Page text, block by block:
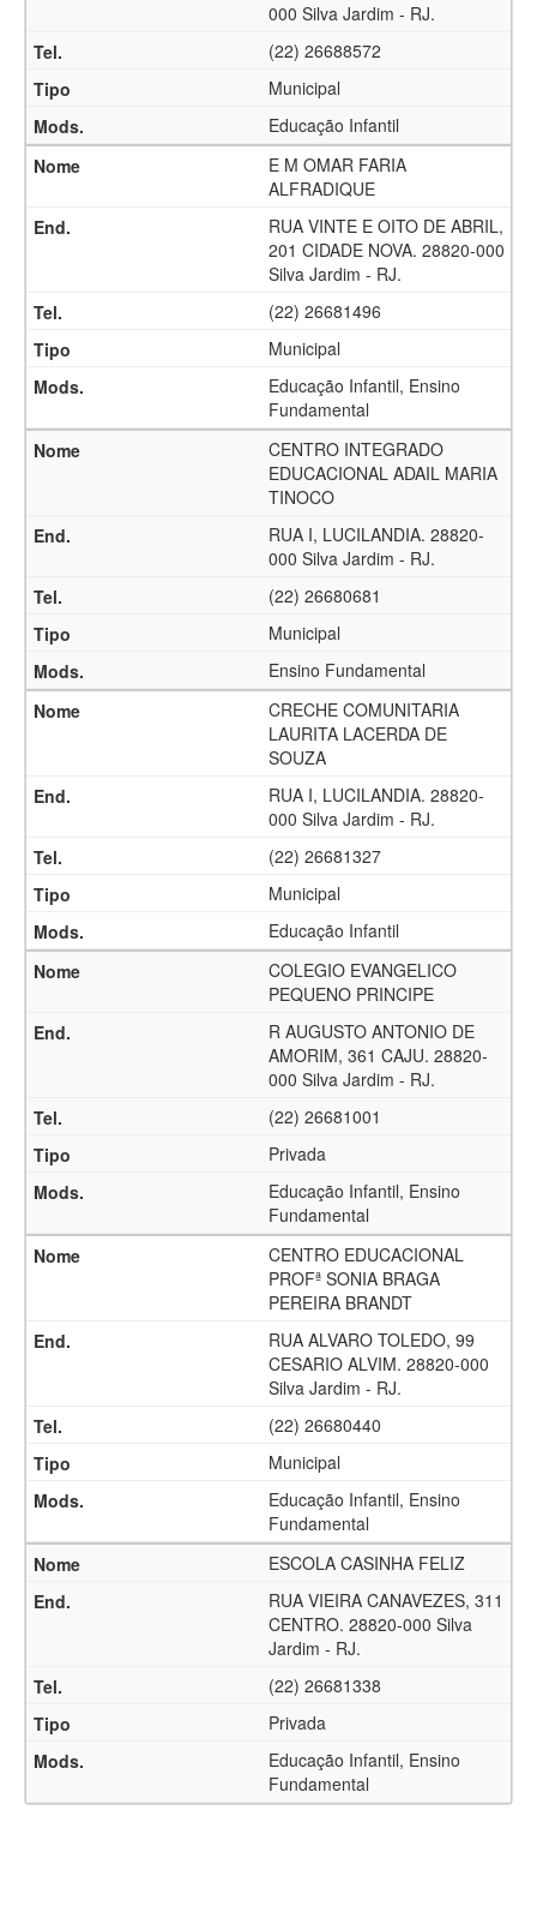
000 Silva Jardim - RJ.
(22) 26688572
Municipal
Educação Infantil
E M OMAR FARIA
ALFRADIQUE
RUA VINTE E OITO DE ABRIL,
201 CIDADE NOVA. 28820-000
Silva Jardim - RJ.
(22) 26681496
Municipal
Educação Infantil, Ensino
Fundamental
CENTRO INTEGRADO
EDUCACIONAL ADAIL MARIA
TINOCO
RUA I, LUCILANDIA. 28820-
000 Silva Jardim - RJ.
(22) 26680681
Municipal
Ensino Fundamental
CRECHE COMUNITARIA
LAURITA LACERDA DE
SOUZA
RUA I, LUCILANDIA. 28820-
000 Silva Jardim - RJ.
(22) 26681327
Municipal
Educação Infantil
COLEGIO EVANGELICO
PEQUENO PRINCIPE
R AUGUSTO ANTONIO DE
AMORIM, 361 CAJU. 28820-
000 Silva Jardim - RJ.
(22) 26681001
Privada
Educação Infantil, Ensino
Fundamental
CENTRO EDUCACIONAL
PROFª SONIA BRAGA
PEREIRA BRANDT
RUA ALVARO TOLEDO, 99
CESARIO ALVIM. 28820-000
Silva Jardim - RJ.
(22) 26680440
Municipal
Educação Infantil, Ensino
Fundamental
ESCOLA CASINHA FELIZ
RUA VIEIRA CANAVEZES, 311
CENTRO. 28820-000 Silva
Jardim - RJ.
(22) 26681338
Privada
Educação Infantil, Ensino
Fundamental